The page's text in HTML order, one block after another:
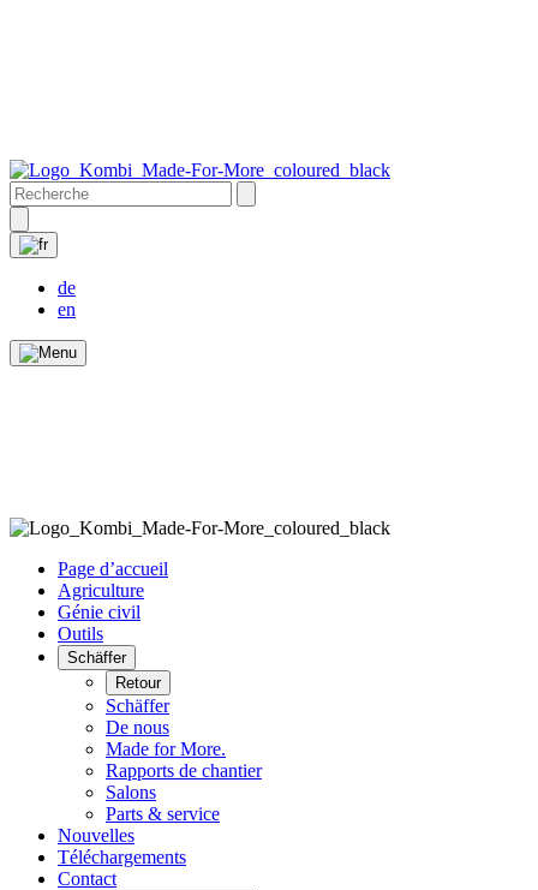
de
en
Page d’accueil
Agriculture
Génie civil
Outils
Schäffer
Retour
Schäffer
De nous
Made for More.
Rapports de chantier
Salons
Parts & service
Nouvelles
Téléchargements
Contact